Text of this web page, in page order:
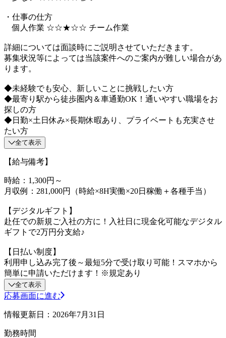
・仕事の仕方
個人作業 ☆☆★☆☆ チーム作業
詳細については面談時にご説明させていただきます。
募集状況等によっては当該案件へのご案内が難しい場合があ
ります。
◆未経験でも安心、新しいことに挑戦したい方
◆最寄り駅から徒歩圏内＆車通勤OK！通いやすい職場をお
探しの方
◆日勤×土日休み×長期休暇あり、プライベートも充実させ
たい方
全て表示
【給与備考】
時給：1,300円～
月収例：281,000円（時給×8H実働×20日稼働＋各種手当）
【デジタルギフト】
赴任での新規ご入社の方に！入社日に現金化可能なデジタル
ギフトで2万円分支給♪
【日払い制度】
利用申し込み完了後～最短5分で受け取り可能！スマホから
簡単に申請いただけます！※規定あり
全て表示
応募画面に進む
情報更新日：2026年7月31日
勤務時間